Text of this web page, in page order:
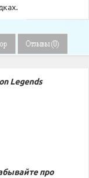
Legends
про